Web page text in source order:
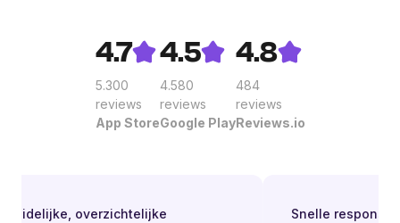
4.7
5.300
reviews
App Store
4.5
4.580
reviews
Google Play
4.8
484
reviews
Reviews.io
overzichtelijke
Snelle respons.